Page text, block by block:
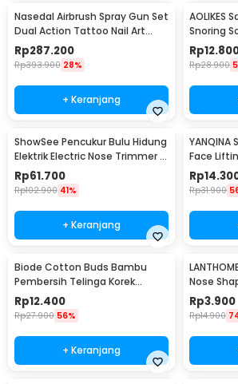
Nasedal Airbrush Spray Gun Set
Dual Action Tattoo Nail Art
Painting - NT-180K-3
Rp287.200
Rp393.900 28%
+ Keranjang
AOLIKES
Snoring
Band
Rp
Rp28.900
ShowSee Pencukur Bulu Hidung
Elektrik Electric Nose Trimmer -
C1-BK
Rp61.700
Rp102.900 41%
+ Keranjang
YANQINA
Face
Belt -
Rp
Rp31.900
Biode Cotton Buds Bambu
Pembersih Telinga Korek
Kuping 200 PCS - BD277
Rp12.400
Rp27.900 56%
+ Keranjang
Nose
Rp3.900
Rp14.900